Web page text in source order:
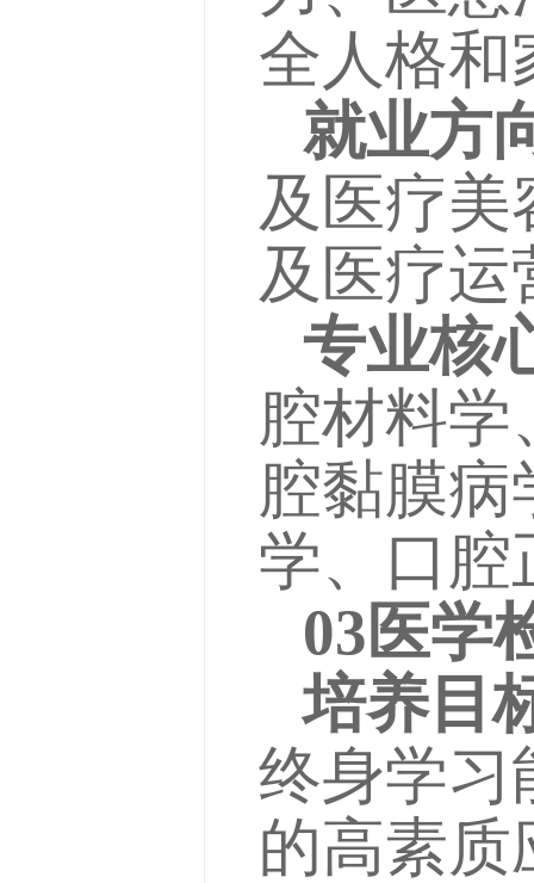
全人格和
就业方
及医疗
及医疗运
专业核
腔材料
腔黏膜
学、口腔
03医学
培养目
终身学习
的高素质